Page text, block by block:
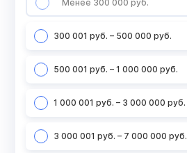
Менее 300 000 руб.
300 001 руб. – 500 000 руб.
500 001 руб. – 1 000 000 руб.
1 000 001 руб. – 3 000 000 руб.
3 000 001 руб. – 7 000 000 руб.